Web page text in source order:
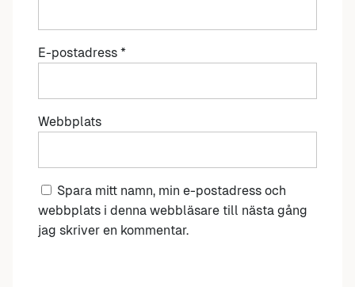
E-postadress *
Webbplats
Spara mitt namn, min e-postadress och
webbplats i denna webbläsare till nästa gång
jag skriver en kommentar.